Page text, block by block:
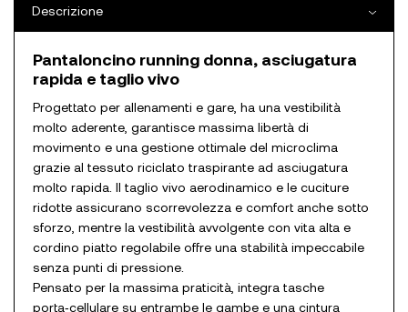
Descrizione
Pantaloncino running donna, asciugatura
rapida e taglio vivo
Progettato per allenamenti e gare, ha una vestibilità
molto aderente, garantisce massima libertà di
movimento e una gestione ottimale del microclima
grazie al tessuto riciclato traspirante ad asciugatura
molto rapida. Il taglio vivo aerodinamico e le cuciture
ridotte assicurano scorrevolezza e comfort anche sotto
sforzo, mentre la vestibilità avvolgente con vita alta e
cordino piatto regolabile offre una stabilità impeccabile
senza punti di pressione.
Pensato per la massima praticità, integra tasche
porta‑cellulare su entrambe le gambe e una cintura